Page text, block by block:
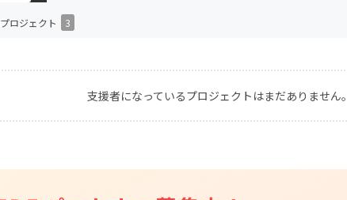
CAMPFIREふるさと納税
machi-ya コミ
プロジェクト 3
支援者になっているプロジェクトはまだありません。